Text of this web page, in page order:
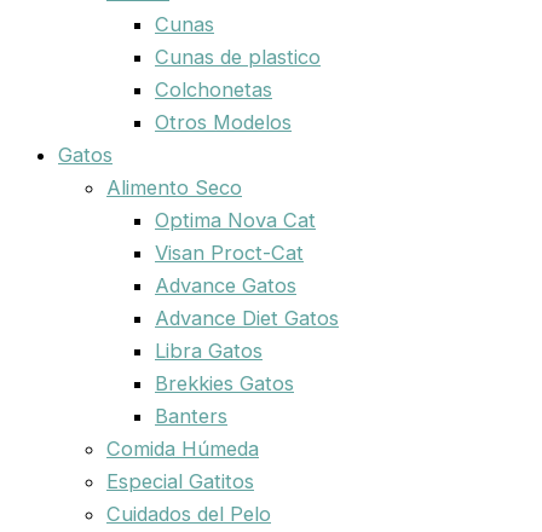
Cunas
Cunas de plastico
Colchonetas
Otros Modelos
Gatos
Alimento Seco
Optima Nova Cat
Visan Proct-Cat
Advance Gatos
Advance Diet Gatos
Libra Gatos
Brekkies Gatos
Banters
Comida Húmeda
Especial Gatitos
Cuidados del Pelo